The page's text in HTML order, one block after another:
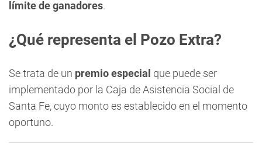
límite de ganadores.
¿Qué representa el Pozo Extra?
Se trata de un premio especial que puede ser
implementado por la Caja de Asistencia Social de
Santa Fe, cuyo monto es establecido en el momento
oportuno.